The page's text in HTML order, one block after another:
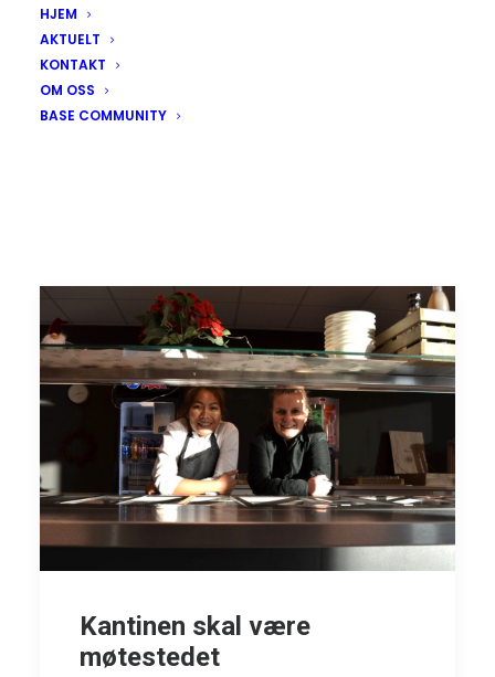
HJEM
AKTUELT
KONTAKT
OM OSS
BASE COMMUNITY
Kantinen skal være
møtestedet